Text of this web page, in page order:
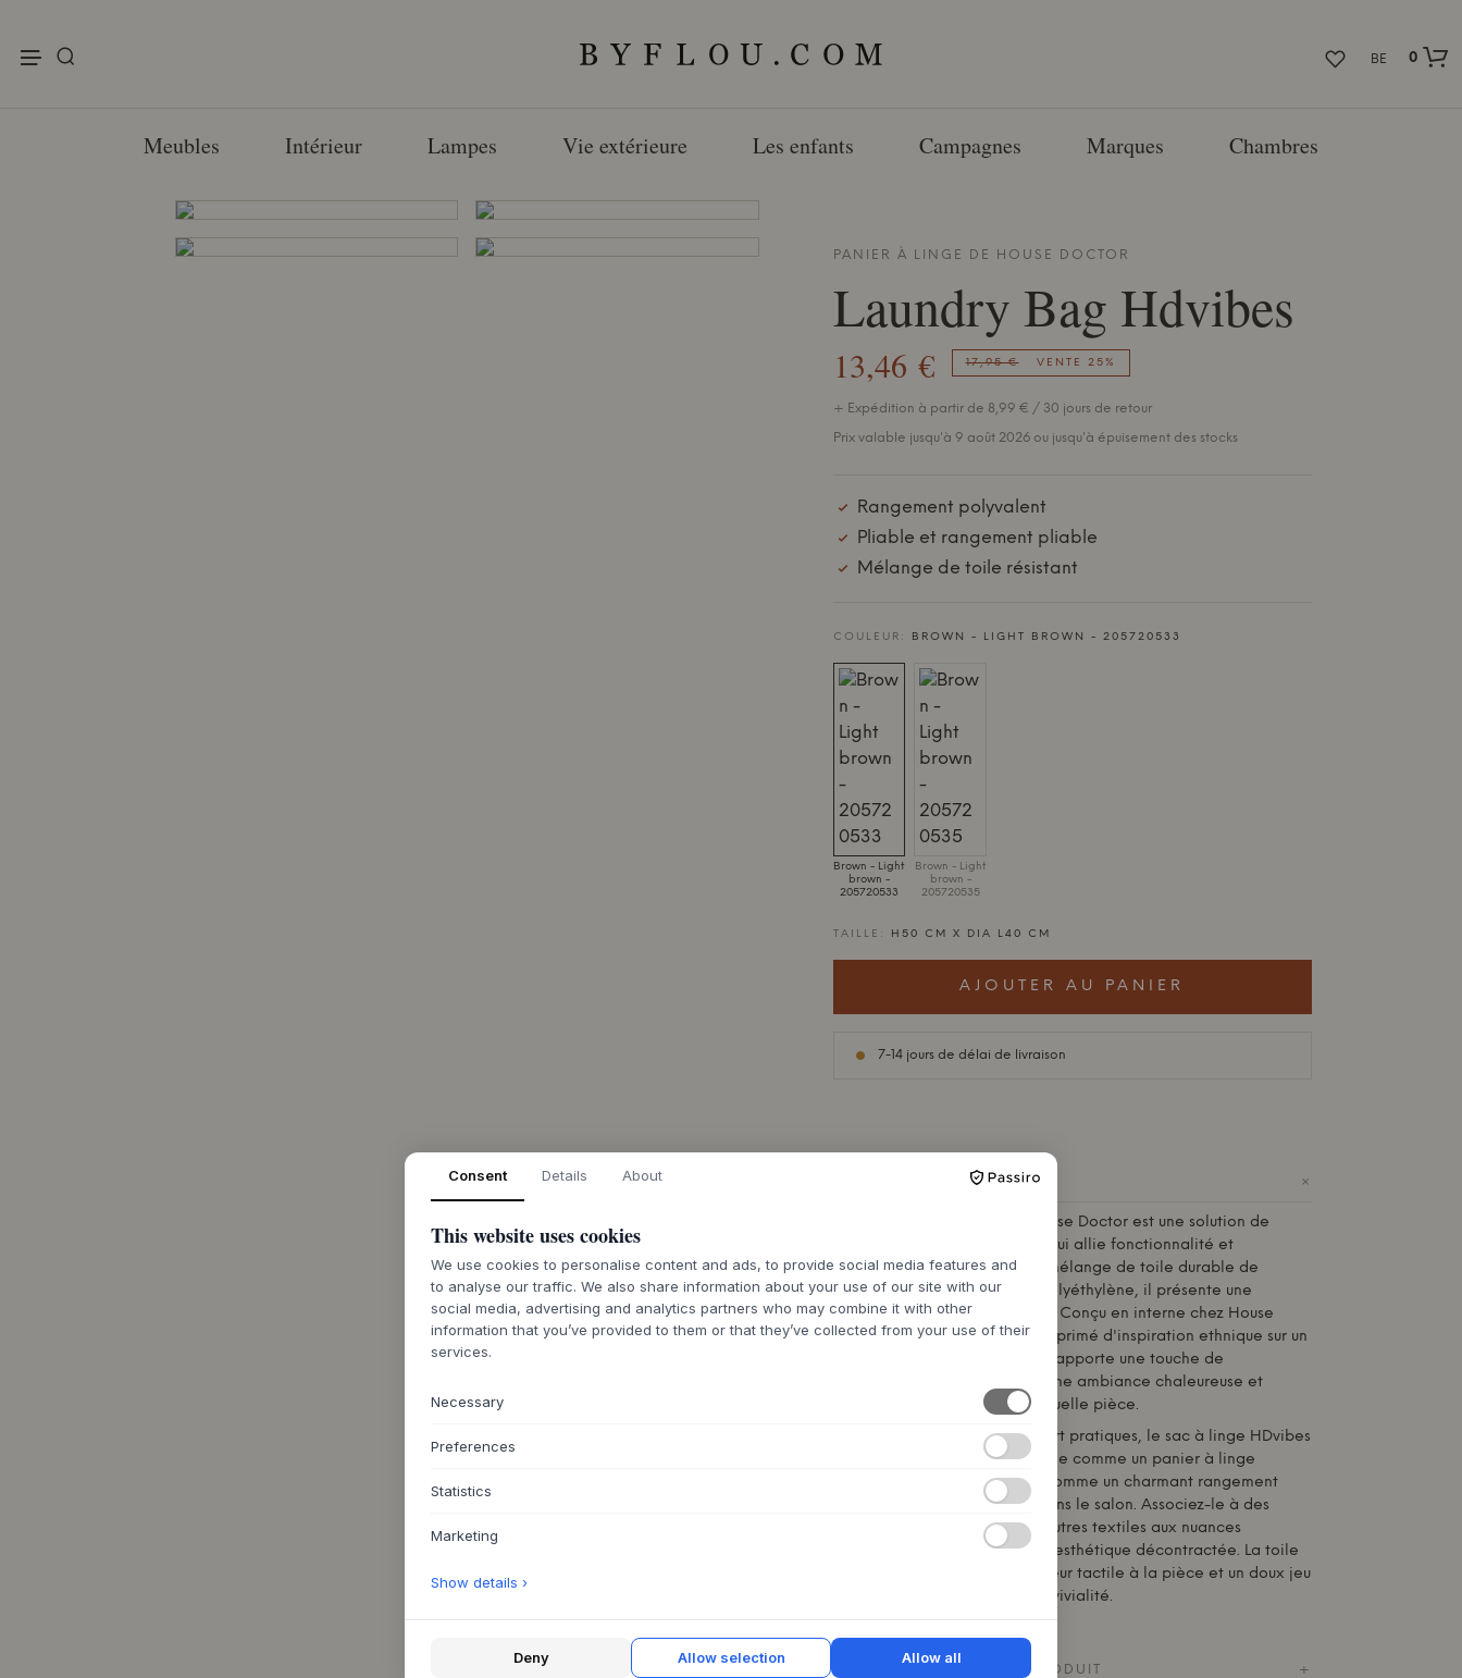
BE
0
Meubles Intérieur Lampes Vie extérieure Les enfants Campagnes Marques Chambres
PANIER À LINGE DE HOUSE DOCTOR
Laundry Bag Hdvibes
13,46 € 17,95 € VENTE 25%
+ Expédition à partir de 8,99 € / 30 jours de retour
Prix valable jusqu'à 9 août 2026 ou jusqu'à épuisement des stocks
Rangement polyvalent
Pliable et rangement pliable
Mélange de toile résistant
COULEUR: BROWN - LIGHT BROWN - 205720533
Brown - Light
brown -
205720533
Brown - Light
brown -
205720535
TAILLE: H50 CM X DIA L40 CM
AJOUTER AU PANIER
7-14 jours de délai de livraison
+
House Doctorest une solution de
rangement légère et pliable qui allie fonctionnalité et
esthétique. Fabriqué dans un mélange de toile durable de
polyester, coton, viscose et polyéthylène, il présente une
silhouette douce mais robuste. Conçu en interne chez House
Doctor, le sac est orné d'un imprimé d'inspiration ethnique sur un
fond brun clair/écru. Ce motif apporte une touche de
personnalité sereine et crée une ambiance chaleureuse et
accueillante dans n'importe quelle pièce.
Avec ses poignées de transport pratiques, le sac à linge HDvibes
est facile à déplacer. Utilisez-le comme un panier à linge
élégant dans la chambre ou comme un charmant rangement
pour les plaids et les jouets dans le salon. Associez-le à des
meubles en bois clair ou à d'autres textiles aux nuances
naturelles pour accentuer son esthétique décontractée. La toile
à motifs apporte une profondeur tactile à la pièce et un doux jeu
de couleurs qui invite à la convivialité.
CARACTÉRISTIQUES DU PRODUIT +
Consent Details About
This website uses cookies
We use cookies to personalise content and ads, to provide social media features and
to analyse our traffic. We also share information about your use of our site with our
social media, advertising and analytics partners who may combine it with other
information that you’ve provided to them or that they’ve collected from your use of their
services.
Necessary
Preferences
Statistics
Marketing
Show details ›
Deny Allow selection Allow all